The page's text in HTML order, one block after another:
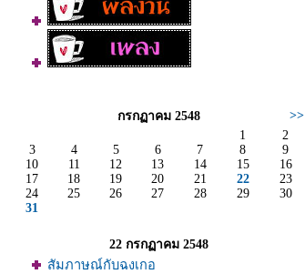
กรกฏาคม 2548
>>
1
2
3
4 5 6 7 8
9
10
11 12 13 14 15
16
17
18 19 20 21 22
23
24
25 26 27 28 29
30
31
22 กรกฏาคม 2548
สัมภาษณ์กับฉงเกอ